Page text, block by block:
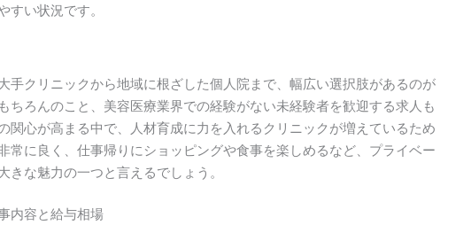
い状況です。
手クリニックから地域に根ざした個人院まで、幅広い選択肢があるのが
ちろんのこと、美容医療業界での経験がない未経験者を歓迎する求人も
関心が高まる中で、人材育成に力を入れるクリニックが増えているため
常に良く、仕事帰りにショッピングや食事を楽しめるなど、プライベー
きな魅力の一つと言えるでしょう。
内容と給与相場